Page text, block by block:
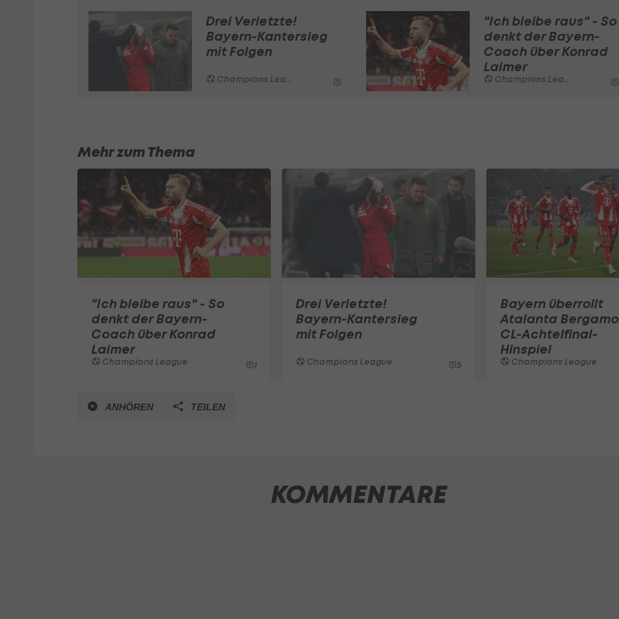
Drei Verletzte!
Bayern-Kantersieg
mit Folgen
Champions League
"Ich bleibe raus" - So
denkt der Bayern-
Coach über Konrad
Laimer
Champions League
Mehr zum Thema
"Ich bleibe raus" - So
denkt der Bayern-
Coach über Konrad
Laimer
Champions League 1
Drei Verletzte!
Bayern-Kantersieg
mit Folgen
Champions League 5
Bayern überrollt
Atalanta Bergamo
CL-Achtelfinal-
Hinspiel
Champions League
ANHÖREN TEILEN
KOMMENTARE